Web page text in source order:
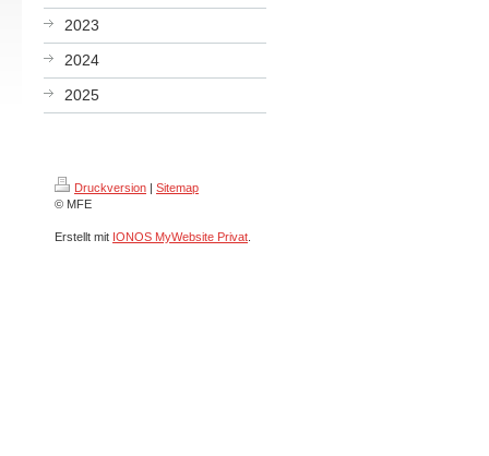
2023
2024
2025
Druckversion | Sitemap
© MFE
Erstellt mit IONOS MyWebsite Privat